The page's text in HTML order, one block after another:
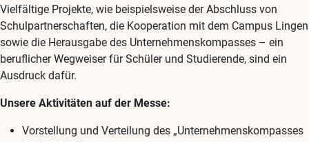
Vielfältige Projekte, wie beispielsweise der Abschluss von
Schulpartnerschaften, die Kooperation mit dem Campus Lingen
sowie die Herausgabe des Unternehmenskompasses – ein
beruflicher Wegweiser für Schüler und Studierende, sind ein
Ausdruck dafür.
Unsere Aktivitäten auf der Messe:
Vorstellung und Verteilung des „Unternehmenskompasses